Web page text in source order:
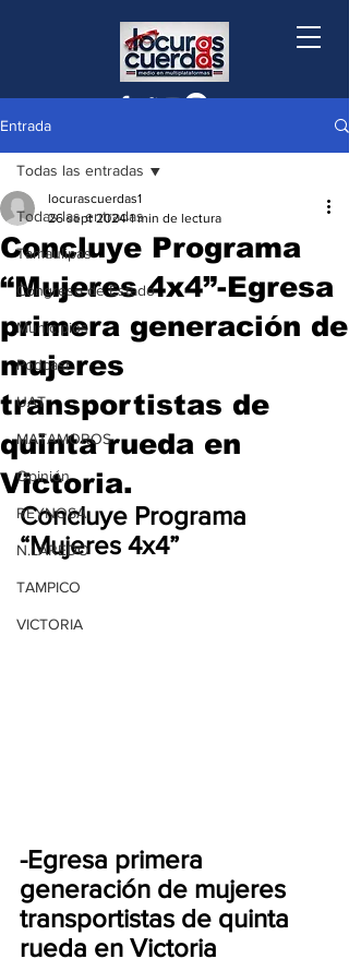
Entrada
Todas las entradas
Tamaulipas
Congreso de Estado
Municipios
Podcast
UAT
MATAMOROS
Opinión
REYNOSA
N.LAREDO
TAMPICO
VICTORIA
Todas las entradas
Concluye Programa
“Mujeres 4x4”-Egresa
primera generación de
mujeres
transportistas de
quinta rueda en
Victoria.
locurascuerdas1
26 sept 2024 1 min de lectura
Concluye Programa
“Mujeres 4x4”
-Egresa primera
generación de mujeres
transportistas de quinta
rueda en Victoria